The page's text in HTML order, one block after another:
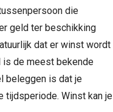
die
geld ter beschikking
dat er winst wordt
is de meest bekende
beleggen is dat je
tijdsperiode. Winst kan je